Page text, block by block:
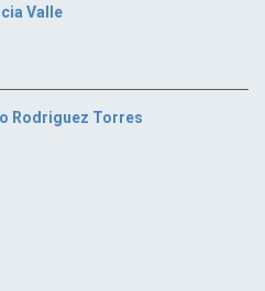
Valle
Rodriguez Torres